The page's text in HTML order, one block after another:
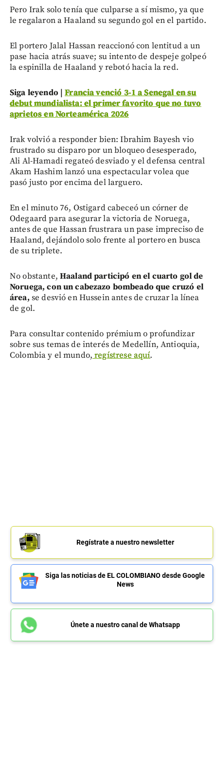
Pero Irak solo tenía que culparse a sí mismo, ya que
le regalaron a Haaland su segundo gol en el partido.
El portero Jalal Hassan reaccionó con lentitud a un
pase hacia atrás suave; su intento de despeje golpeó
la espinilla de Haaland y rebotó hacia la red.
Siga leyendo |Francia venció 3-1 a Senegal en su
debut mundialista: el primer favorito que no tuvo
aprietos en Norteamérica 2026
Irak volvió a responder bien: Ibrahim Bayesh vio
frustrado su disparo por un bloqueo desesperado,
Ali Al-Hamadi regateó desviado y el defensa central
Akam Hashim lanzó una espectacular volea que
pasó justo por encima del larguero.
En el minuto 76, Ostigard cabeceó un córner de
Odegaard para asegurar la victoria de Noruega,
antes de que Hassan frustrara un pase impreciso de
Haaland, dejándolo solo frente al portero en busca
de su triplete.
No obstante, Haaland participó en el cuarto gol de
Noruega, con un cabezazo bombeado que cruzó el
área, se desvió en Hussein antes de cruzar la línea
de gol.
Para consultar contenido prémium o profundizar
sobre sus temas de interés de Medellín, Antioquia,
Colombia y el mundo, regístrese aquí.
Regístrate a nuestro newsletter
Siga las noticias de EL COLOMBIANO desde Google
News
Únete a nuestro canal de Whatsapp